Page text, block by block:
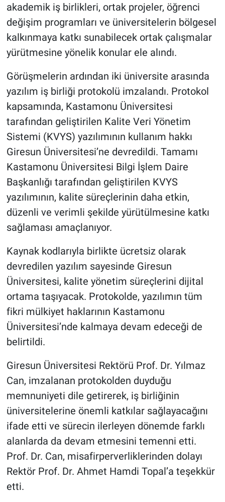
akademik iş birlikleri, ortak projeler, öğrenci
değişim programları ve üniversitelerin bölgesel
kalkınmaya katkı sunabilecek ortak çalışmalar
yürütmesine yönelik konular ele alındı.
Görüşmelerin ardından iki üniversite arasında
yazılım iş birliği protokolü imzalandı. Protokol
kapsamında, Kastamonu Üniversitesi
tarafından geliştirilen Kalite Veri Yönetim
Sistemi (KVYS) yazılımının kullanım hakkı
Giresun Üniversitesi’ne devredildi. Tamamı
Kastamonu Üniversitesi Bilgi İşlem Daire
Başkanlığı tarafından geliştirilen KVYS
yazılımının, kalite süreçlerinin daha etkin,
düzenli ve verimli şekilde yürütülmesine katkı
sağlaması amaçlanıyor.
Kaynak kodlarıyla birlikte ücretsiz olarak
devredilen yazılım sayesinde Giresun
Üniversitesi, kalite yönetim süreçlerini dijital
ortama taşıyacak. Protokolde, yazılımın tüm
fikri mülkiyet haklarının Kastamonu
Üniversitesi’nde kalmaya devam edeceği de
belirtildi.
Giresun Üniversitesi Rektörü Prof. Dr. Yılmaz
Can, imzalanan protokolden duyduğu
memnuniyeti dile getirerek, iş birliğinin
üniversitelerine önemli katkılar sağlayacağını
ifade etti ve sürecin ilerleyen dönemde farklı
alanlarda da devam etmesini temenni etti.
Prof. Dr. Can, misafirperverliklerinden dolayı
Rektör Prof. Dr. Ahmet Hamdi Topal’a teşekkür
etti.